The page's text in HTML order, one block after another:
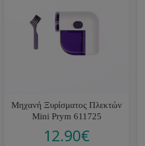
Μηχανή Ξυρίσματος Πλεκτών
Mini Prym 611725
12.90€